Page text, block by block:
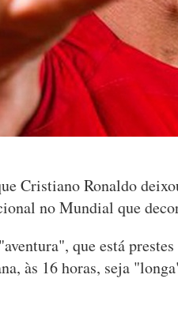
Cristiano Ronaldo
no Mundial que
que está
às 16 horas, seja